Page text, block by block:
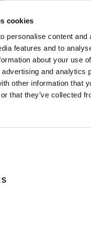
cookies
personalise content and
features and to
about your use
and analytics
other information that
that they’ve collected